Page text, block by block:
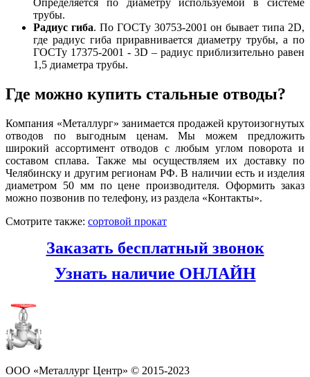
трубы.
Радиус гиба. По ГОСТу 30753-2001 он бывает типа 2D,
где радиус гиба приравнивается диаметру трубы, а по
ГОСТу 17375-2001 - 3D – радиус приблизительно равен
1,5 диаметра трубы.
Где можно купить стальные отводы?
Компания «Металлург» занимается продажей крутоизогнутых
отводов по выгодным ценам. Мы можем предложить
широкий ассортимент отводов с любым углом поворота и
составом сплава. Также мы осуществляем их доставку по
Челябинску и другим регионам РФ. В наличии есть и изделия
диаметром 50 мм по цене производителя. Оформить заказ
можно позвонив по телефону, из раздела «Контакты».
Смотрите также: сортовой прокат
Заказать бесплатный звонок
Узнать наличие ОНЛАЙН
ООО «Металлург Центр» © 2015-2023